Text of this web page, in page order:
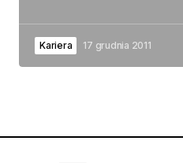
Kariera 17 grudnia 2011